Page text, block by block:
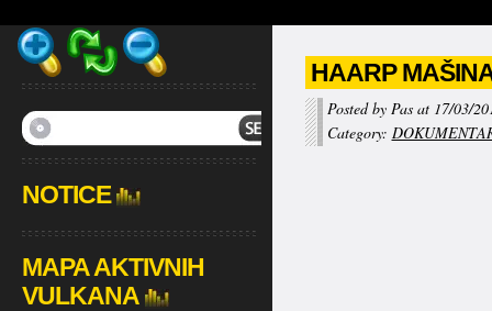
HAARP
Posted by Pas at 17/03/
Category:
NOTICE
MAPA AKTIVNIH
VULKANA